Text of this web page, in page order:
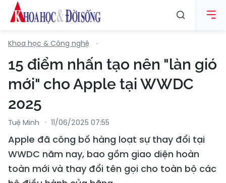
Khoa học & Công nghệ
15 điểm nhấn tạo nên "làn gió
mới" cho Apple tại WWDC
2025
Tuệ Minh 11/06/2025 07:55
Apple đã công bố hàng loạt sự thay đổi tại
WWDC năm nay, bao gồm giao diện hoàn
toàn mới và thay đổi tên gọi cho toàn bộ các